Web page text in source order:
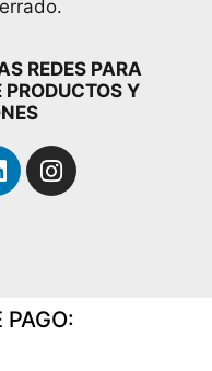
REDES PARA
Y
PAGO: